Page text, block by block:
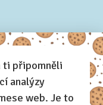
ti připomněli
analýzy
web. Je to